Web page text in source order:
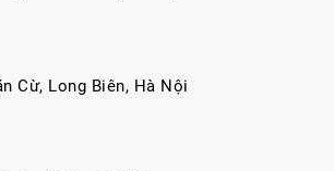
Cừ, Long Biên, Hà Nội